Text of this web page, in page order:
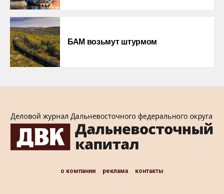
БАМ возьмут штурмом
о компании реклама контакты